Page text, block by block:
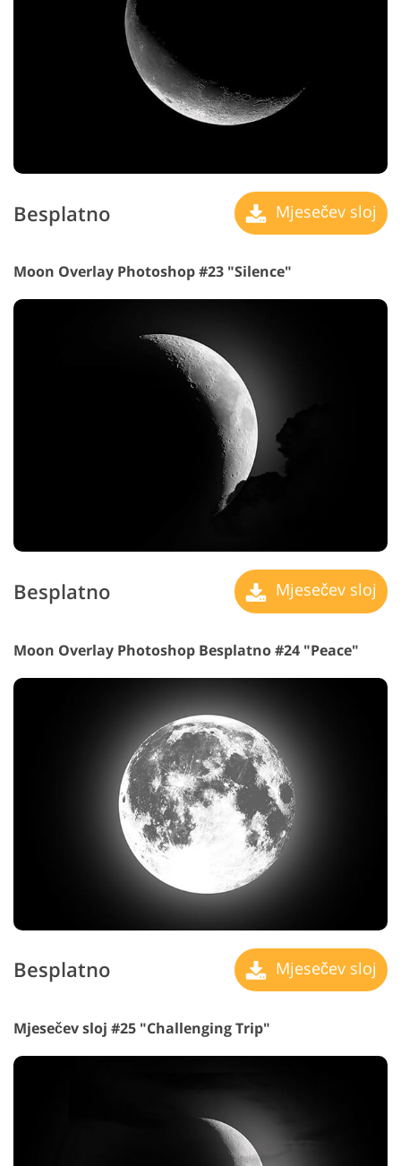
Besplatno Mjesečev sloj
Moon Overlay Photoshop #23 "Silence"
Besplatno Mjesečev sloj
Moon Overlay Photoshop Besplatno #24 "Peace"
Besplatno Mjesečev sloj
Mjesečev sloj #25 "Challenging Trip"